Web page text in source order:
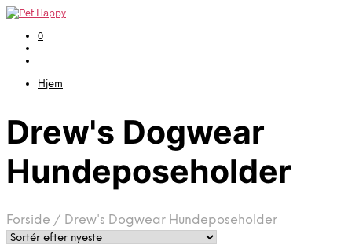
0
Hjem
Drew's Dogwear
Hundeposeholder
Forside / Drew's Dogwear Hundeposeholder